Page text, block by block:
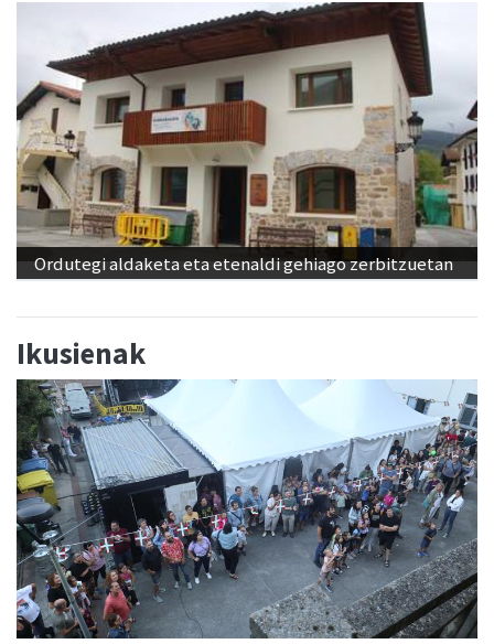
Ordutegi aldaketa eta etenaldi gehiago zerbitzuetan
Ikusienak